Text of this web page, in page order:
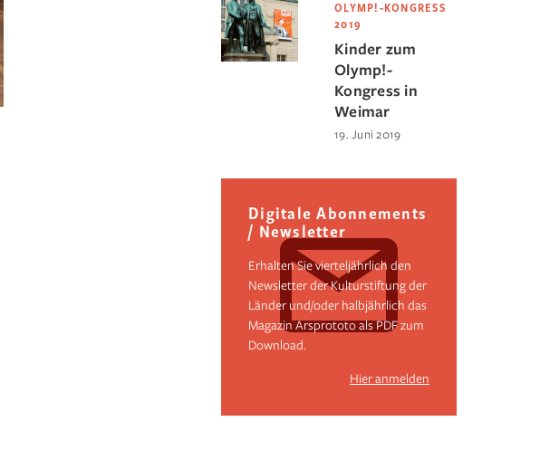
OLYMP!-KONGRESS
2019
Kinder zum
Olymp!-
Kongress in
Weimar
19. Juni 2019
Digitale Abonnements
/ Newsletter
Erhalten Sie vierteljährlich den
Newsletter der Kulturstiftung der
Länder und/oder halbjährlich das
Magazin Arsprototo als PDF zum
Download.
Hier anmelden